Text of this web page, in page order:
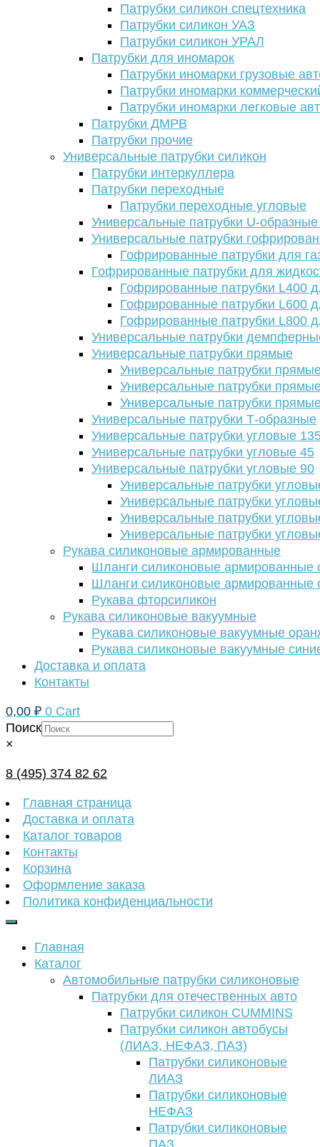
Патрубки силикон спецтехника
Патрубки силикон УАЗ
Патрубки силикон УРАЛ
Патрубки для иномарок
Патрубки иномарки грузовые
Патрубки иномарки
Патрубки иномарки легковые
Патрубки ДМРВ
Патрубки прочие
Универсальные патрубки силикон
Патрубки интеркуллера
Патрубки переходные
Патрубки переходные угловые
Универсальные патрубки U-
Универсальные патрубки
Гофрированные патрубки для
Гофрированные патрубки для
Гофрированные патрубки L400
Гофрированные патрубки L600
Гофрированные патрубки L800
Универсальные патрубки
Универсальные патрубки прямые
Универсальные патрубки
Универсальные патрубки
Универсальные патрубки
Универсальные патрубки Т-образные
Универсальные патрубки угловые
Универсальные патрубки угловые 45
Универсальные патрубки угловые 90
Универсальные патрубки
Универсальные патрубки
Универсальные патрубки
Универсальные патрубки
Рукава силиконовые армированные
Шланги силиконовые армированные
Шланги силиконовые армированные
Рукава фторсиликон
Рукава силиконовые вакуумные
Рукава силиконовые вакуумные
Рукава силиконовые вакуумные
Доставка и оплата
Контакты
0,00 ₽ 0 Cart
Поиск
×
8 (495) 374 82 62
Главная страница
Доставка и оплата
Каталог товаров
Контакты
Корзина
Оформление заказа
Политика конфиденциальности
Главная
Каталог
Автомобильные патрубки силиконовые
Патрубки для отечественных авто
Патрубки силикон CUMMINS
Патрубки силикон автобусы
(ЛИАЗ, НЕФАЗ, ПАЗ)
Патрубки силиконовые
ЛИАЗ
Патрубки силиконовые
НЕФАЗ
Патрубки силиконовые
ПАЗ